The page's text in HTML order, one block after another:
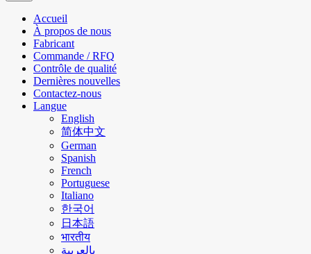
Accueil
À propos de nous
Fabricant
Commande / RFQ
Contrôle de qualité
Dernières nouvelles
Contactez-nous
Langue
English
简体中文
German
Spanish
French
Portuguese
Italiano
한국어
日本語
भारतीय
بالعربية